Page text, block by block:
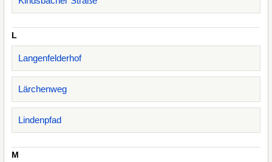
L
Langenfelderhof
Lärchenweg
Lindenpfad
M